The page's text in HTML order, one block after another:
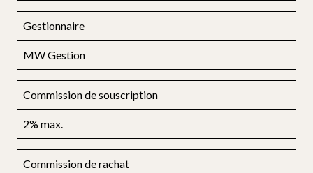
Gestionnaire
MW Gestion
Commission de souscription
2% max.
Commission de rachat